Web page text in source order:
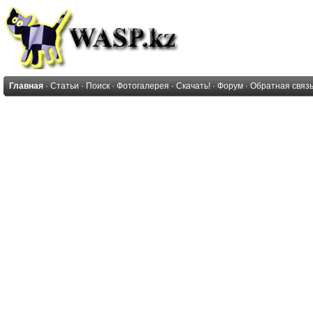
Главная · Статьи · Поиск · Фотогалерея · Скачать! · Форум · Обратная связь